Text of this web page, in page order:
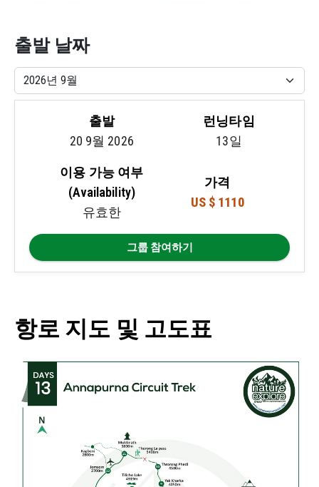
출발 날짜
출발
20 9월 2026
런닝타임
13일
이용 가능 여부
(Availability)
유효한
가격
US $ 1110
그룹 참여하기
항로 지도 및 고도표